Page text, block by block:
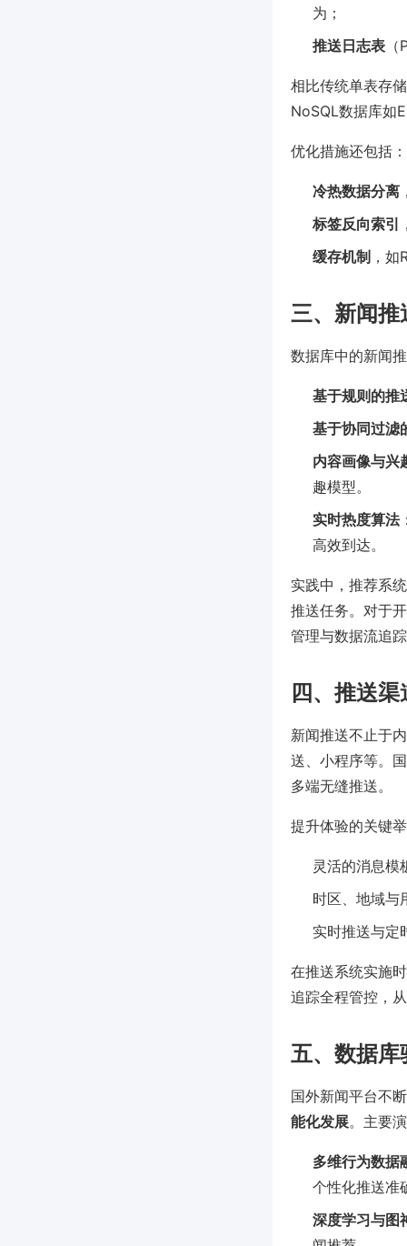
为；
推送日志表
相比传统单表存
NoSQL数据库如
优化措施还包括：
冷热数据分离
标签反向索引
缓存机制 ，
三、新闻推
数据库中的新闻
基于规则的推
基于协同过滤
内容画像与兴
趣模型。
实时热度算法
高效到达。
实践中，推荐系
推送任务。对于
管理与数据流追
四、推送
新闻推送不止于
送、小程序等。
多端无缝推送。
提升体验的关键
灵活的消息模
时区、地域与
实时推送与定
在推送系统实施
追踪全程管控，
五、数据库
国外新闻平台不
能化发展。主要
多维行为数据
个性化推送准
深度学习与图